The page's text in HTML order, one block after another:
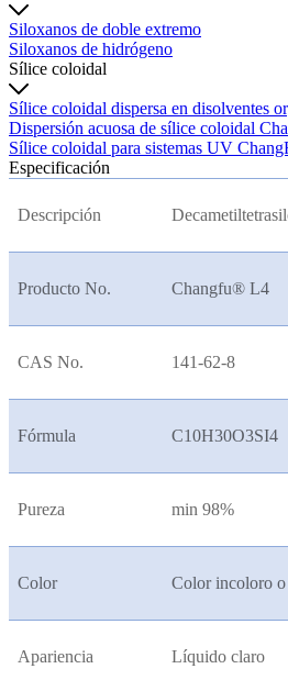
Siloxanos de doble extremo
Siloxanos de hidrógeno
Sílice coloidal
Sílice coloidal dispersa en disolventes
Dispersión acuosa de sílice coloidal
Sílice coloidal para sistemas UV
Especificación
Descripción
Producto No. Changfu® L4
CAS No. 141-62-8
Fórmula C10H30O3SI4
Pureza min 98%
Color Color incoloro
Apariencia Líquido claro